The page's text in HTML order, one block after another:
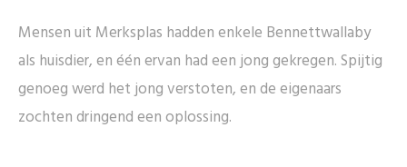
Mensen uit Merksplas hadden enkele Bennettwallaby
als huisdier, en één ervan had een jong gekregen. Spijtig
genoeg werd het jong verstoten, en de eigenaars
zochten dringend een oplossing.